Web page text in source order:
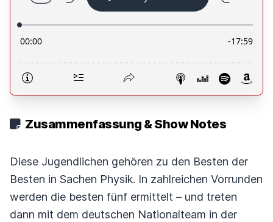
Zusammenfassung & Show Notes
Diese Jugendlichen gehören zu den Besten der
Besten in Sachen Physik. In zahlreichen Vorrunden
werden die besten fünf ermittelt – und treten
dann mit dem deutschen Nationalteam in der